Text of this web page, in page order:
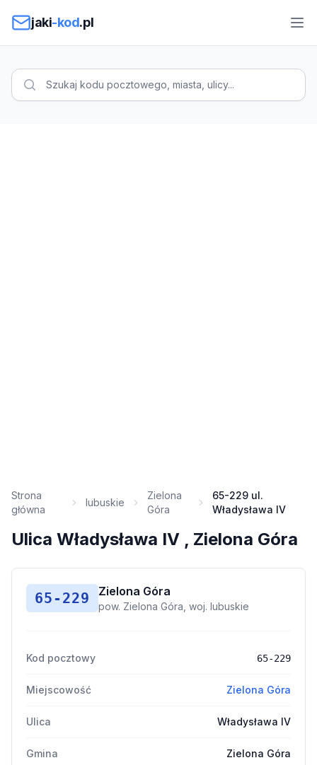
jaki-kod.pl
Strona
główna
lubuskie
Zielona
Góra
65-229 ul.
Władysława IV
Ulica Władysława IV , Zielona Góra
65-229 Zielona Góra
pow. Zielona Góra, woj. lubuskie
Kod pocztowy 65-229
Miejscowość Zielona Góra
Ulica Władysława IV
Gmina Zielona Góra